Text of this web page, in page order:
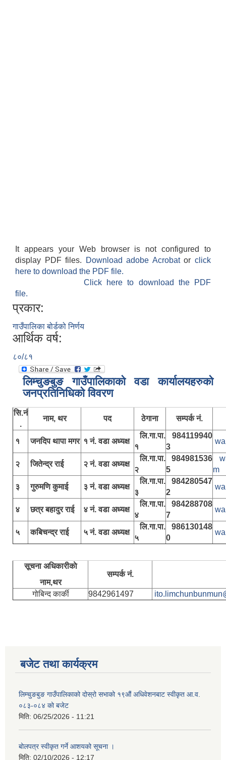
It appears your Web browser is not configured to
display PDF files.
Download adobe Acrobatorclick
here to download the PDF file.
Click here to download the PDF
file.
प्रकार:
गाउँपालिका बोर्डको निर्णय
आर्थिक वर्ष:
८०/८१
लिम्चुङबुङ गाउँपालिकाकाे वडा कार्यालयहरुकाे
जनप्रतिनिधिकाे विवरण
सि.नं
.
नाम, थर पद ठेगाना सम्पर्क नं.
१ जनदिप थापा मगर १ नं. वडा अध्यक्ष
लि.गा.पा.
१
984119940
3
२ जितेन्द्र राई २ नं. वडा अध्यक्ष
लि.गा.पा.
२
984981536
5
m
३
गुरुमणि कुमाई ३ नं. वडा अध्यक्ष
लि.गा.पा.
३
984280547
2
४ छत्र बहादुर राई ४ नं. वडा अध्यक्ष
लि.गा.पा.
४
984288708
7
५ कबिचन्द्र राई ५ नं. वडा अध्यक्ष
लि.गा.पा.
५
986130148
0
सूचना अधिकारीकाे
नाम,थर
सम्पर्क नं.
गोबिन्द कार्की 9842961497
बजेट तथा कार्यक्रम
लिम्चुङबुङ गाउँपालिकाको दोस्रो सभाको १९औं अधिवेशनबाट स्वीकृत आ.व.
०८३-०८४ को बजेट
मिति: 06/25/2026 - 11:21
बोलपत्र स्वीकृत गर्ने आशयको सूचना ।
मिति: 02/10/2026 - 12:17